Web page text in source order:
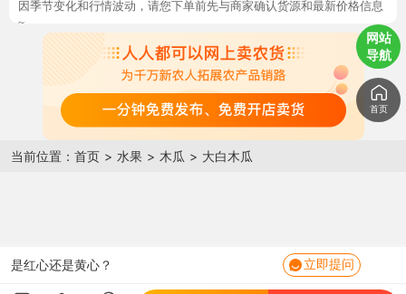
因季节变化和行情波动，请您下单前先与商家确认货源和最新价格信息
~
当前位置： 首页 > 水果 > 木瓜 > 大白木瓜
网站
导航
首页
一个有多重？
甜度怎么样？
几成熟发货?
是红心还是黄心？ 立即提问